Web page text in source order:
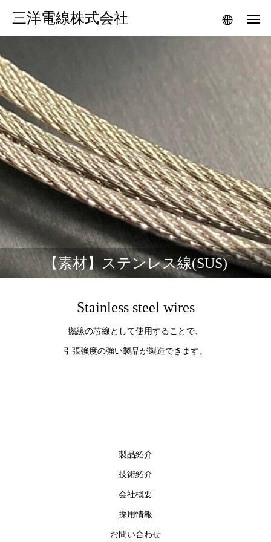
三洋電線株式会社
【素材】ステンレス線(SUS)
Stainless steel wires
撚線の芯線として使用することで、
引張強度の強い製品が製造できます。
製品紹介
技術紹介
会社概要
採用情報
お問い合わせ